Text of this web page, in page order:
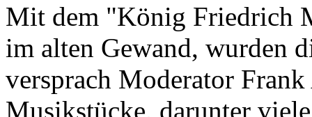
Mit dem "König Friedrich
im alten Gewand, wurden
versprach Moderator
Musikstücke, darunter